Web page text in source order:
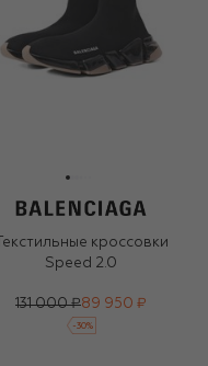
Текстильные кроссовки
Speed 2.0
131 000 ₽89 950 ₽
-30%